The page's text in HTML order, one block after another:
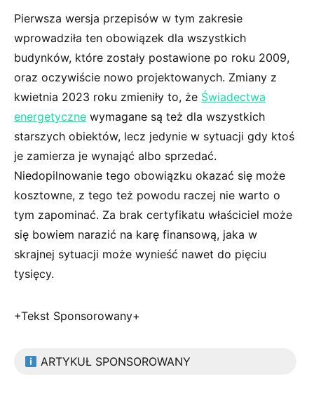
Pierwsza wersja przepisów w tym zakresie
wprowadziła ten obowiązek dla wszystkich
budynków, które zostały postawione po roku 2009,
oraz oczywiście nowo projektowanych. Zmiany z
kwietnia 2023 roku zmieniły to, że Świadectwa
energetyczne wymagane są też dla wszystkich
starszych obiektów, lecz jedynie w sytuacji gdy ktoś
je zamierza je wynająć albo sprzedać.
Niedopilnowanie tego obowiązku okazać się może
kosztowne, z tego też powodu raczej nie warto o
tym zapominać. Za brak certyfikatu właściciel może
się bowiem narazić na karę finansową, jaka w
skrajnej sytuacji może wynieść nawet do pięciu
tysięcy.
+Tekst Sponsorowany+
ARTYKUŁ SPONSOROWANY